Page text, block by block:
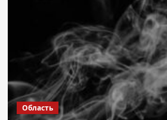
затримали
двох
водіїв,
які
допомагали
ухилянтам
Область